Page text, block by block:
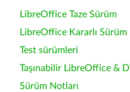
LibreOffice Taze Sürüm
LibreOffice Kararlı Sürüm
Test sürümleri
Taşınabilir LibreOffice &
Sürüm Notları